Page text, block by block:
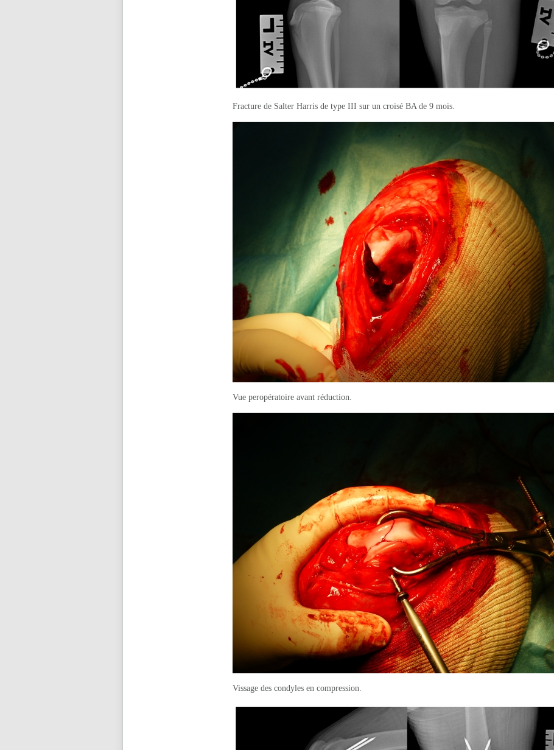
Fracture de Salter Harris de type III sur un croisé BA de 9 mois.
Vue peropératoire avant réduction.
Vissage des condyles en compression.